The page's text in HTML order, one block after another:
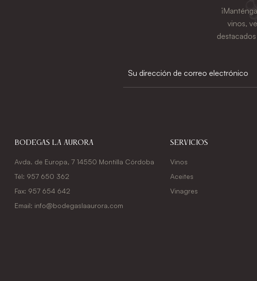
vinos,
Bodegas La Aurora
Avda. de Europa, 7 14550 Montilla Córdoba
Tél: 957 650 362
Fax: 957 654 642
Email: info@bodegaslaaurora.com
Servicios
Vinos
Aceites
Vinagres